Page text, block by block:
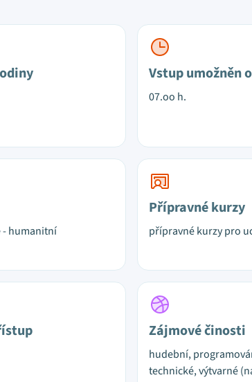
Vstup umožněn
07.oo h.
- humanitní
Přípravné kurzy
přípravné kurzy pro
Zájmové činosti
hudební,
technické, výtvarné